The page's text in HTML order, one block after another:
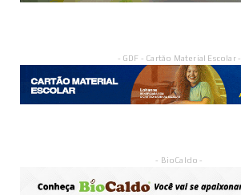
- GDF - Cartão Material Escolar -
- BioCaldo -